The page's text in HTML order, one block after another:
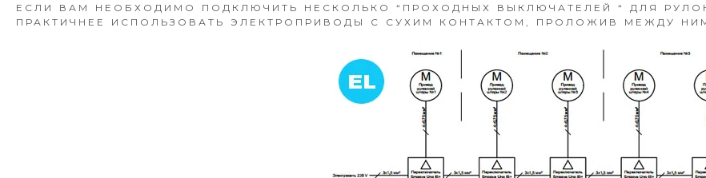
ЕСЛИ ВАМ НЕОБХОДИМО ПОДКЛЮЧИТЬ НЕСКОЛЬКО “ПРОХОДНЫХ ВЫКЛЮЧАТЕЛЕЙ “ ДЛЯ
ПРАКТИЧНЕЕ ИСПОЛЬЗОВАТЬ ЭЛЕКТРОПРИВОДЫ С СУХИМ КОНТАКТОМ, ПРОЛОЖИВ МЕЖДУ